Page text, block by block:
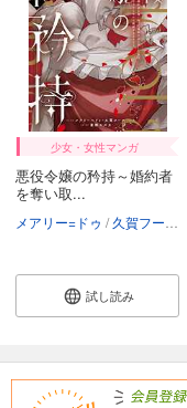
少女・女性マンガ
悪役令嬢の矜持～婚約者
を奪い取...
メアリー=ドゥ 久賀フーナ
試し読み